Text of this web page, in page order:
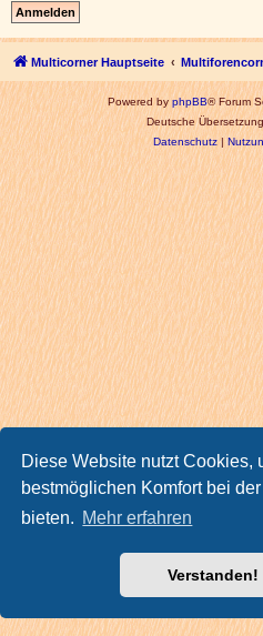
Diese Website nutzt Cookies,
bestmöglichen Komfort bei
bieten. Mehr erfahren
Verstanden!
Multicorner Hauptseite
Powered byphpBB® Forum
Deutsche
Datenschutz|